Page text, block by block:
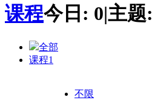
课程今日: 0|主题:
全部
课程1
不限